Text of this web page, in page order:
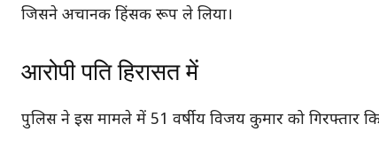
जिसने अचानक हिंसक रूप ले लिया।
आरोपी पति हिरासत में
पुलिस ने इस मामले में 51 वर्षीय विजय कुमार को गिरफ्तार